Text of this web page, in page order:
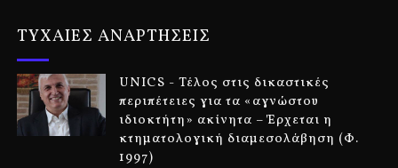
ΤΥΧΑΙΕΣ ΑΝΑΡΤΗΣΕΙΣ
UNICS - Τέλος στις δικαστικές
περιπέτειες για τα «αγνώστου
ιδιοκτήτη» ακίνητα – Έρχεται η
κτηματολογική διαμεσολάβηση (Φ.
1997)